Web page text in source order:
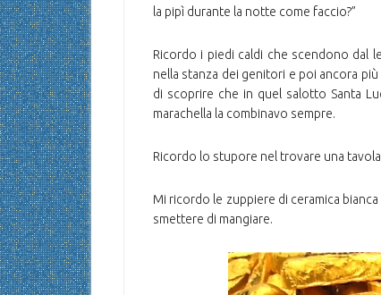
la pipì durante la notte come faccio?”
Ricordo i piedi caldi che scendono dal
nella stanza dei genitori e poi ancora
di scoprire che in quel salotto Santa
marachella la combinavo sempre.
Ricordo lo stupore nel trovare una
Mi ricordo le zuppiere di ceramica
smettere di mangiare.